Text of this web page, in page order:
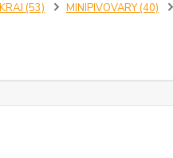
(53) MINIPIVOVARY (40)